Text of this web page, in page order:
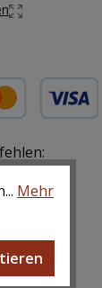
Mehr